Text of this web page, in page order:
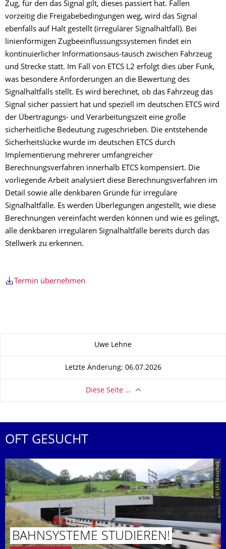
Zug, für den das Signal gilt, dieses passiert hat. Fallen
vorzeitig die Freigabebedingungen weg, wird das Signal
ebenfalls auf Halt gestellt (irregulärer Signalhaltfall). Bei
linienförmigen Zugbeeinflussungssystemen findet ein
kontinuierlicher Informationsaus-tausch zwischen Fahrzeug
und Strecke statt. Im Fall von ETCS L2 erfolgt dies über Funk,
was besondere Anforderungen an die Bewertung des
Signalhaltfalls stellt. Es wird berechnet, ob das Fahrzeug das
Signal sicher passiert hat und speziell im deutschen ETCS wird
der Übertragungs- und Verarbeitungszeit eine große
sicherheitliche Bedeutung zugeschrieben. Die entstehende
Sicherheitslücke wurde im deutschen ETCS durch
Implementierung mehrerer umfangreicher
Berechnungsverfahren innerhalb ETCS kompensiert. Die
vorliegende Arbeit analysiert diese Berechnungsverfahren im
Detail sowie alle denkbaren Gründe für irreguläre
Signalhaltfälle. Es werden Überlegungen angestellt, wie diese
Berechnungen vereinfacht werden können und wie es gelingt,
alle denkbaren irregulären Signalhaltfälle bereits durch das
Stellwerk zu erkennen.
Termin übernehmen
Uwe Lehne
Letzte Änderung: 06.07.2026
Diese Seite …
OFT GESUCHT
© Uli Maschek
BAHNSYSTEME STUDIEREN!